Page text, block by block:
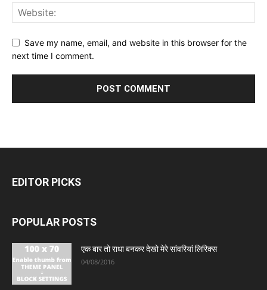
Save my name, email, and website in this browser for the
next time I comment.
EDITOR PICKS
POPULAR POSTS
एक बार तो राधा बनकर देखो मेरे सांवरियां लिरिक्स
04/08/2016